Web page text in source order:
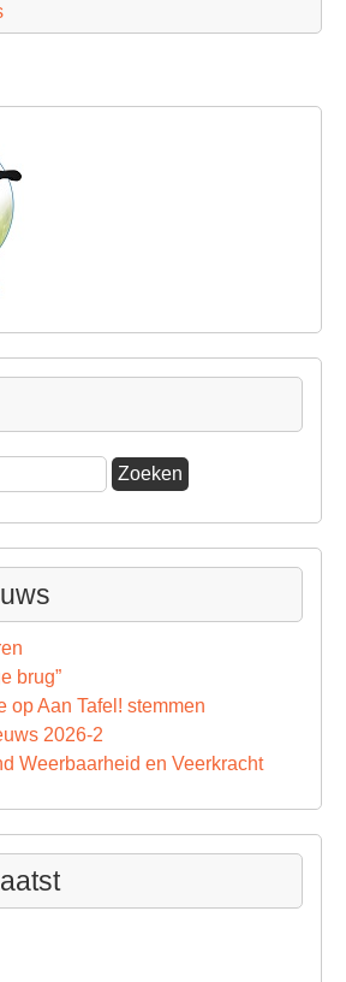
brug”
op Aan Tafel! stemmen
2026-2
Weerbaarheid en Veerkracht